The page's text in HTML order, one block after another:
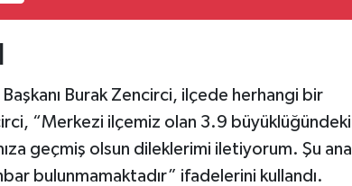
Burak Zencirci, ilçede herhangi bir
“Merkezi ilçemiz olan 3.9 büyüklüğündeki
geçmiş olsun dileklerimi iletiyorum. Şu ana
bulunmamaktadır” ifadelerini kullandı.